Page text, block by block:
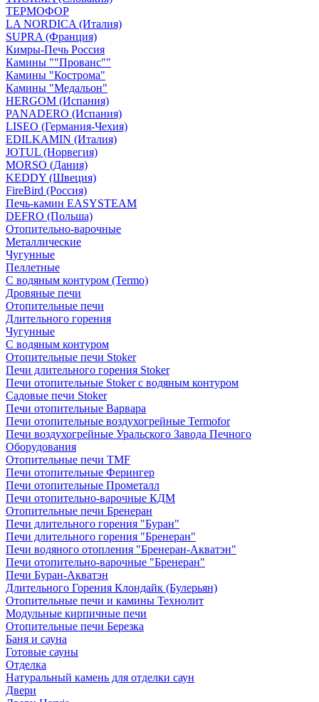
ТЕРМОФОР
LA NORDICA (Италия)
SUPRA (Франция)
Кимры-Печь Россия
Камины ""Прованс""
Камины "Кострома"
Камины "Медальон"
HERGOM (Испания)
PANADERO (Испания)
LISEO (Германия-Чехия)
EDILKAMIN (Италия)
JOTUL (Норвегия)
MORSO (Дания)
KEDDY (Швеция)
FireBird (Россия)
Печь-камин EASYSTEAM
DEFRO (Польша)
Отопительно-варочные
Металлические
Чугунные
Пеллетные
С водяным контуром (Termo)
Дровяные печи
Отопительные печи
Длительного горения
Чугунные
C водяным контуром
Отопительные печи Stoker
Печи длительного горения Stoker
Печи отопительные Stoker с водяным контуром
Садовые печи Stoker
Печи отопительные Варвара
Печи отопительные воздухогрейные Termofor
Печи воздухогрейные Уральского Завода Печного
Оборудования
Отопительные печи TMF
Печи отопительные Ферингер
Печи отопительные Прометалл
Печи отопительно-варочные КДМ
Отопительные печи Бренеран
Печи длительного горения "Буран"
Печи длительного горения "Бренеран"
Печи водяного отопления "Бренеран-Акватэн"
Печи отопительно-варочные "Бренеран"
Печи Буран-Акватэн
Длительного Горения Клондайк (Булерьян)
Отопительные печи и камины Технолит
Модульные кирпичные печи
Отопительные печи Березка
Баня и сауна
Готовые сауны
Отделка
Натуральный камень для отделки саун
Двери